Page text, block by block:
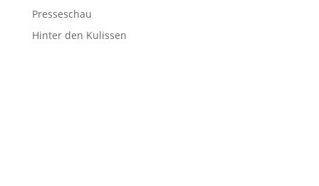
Presseschau
Hinter den Kulissen